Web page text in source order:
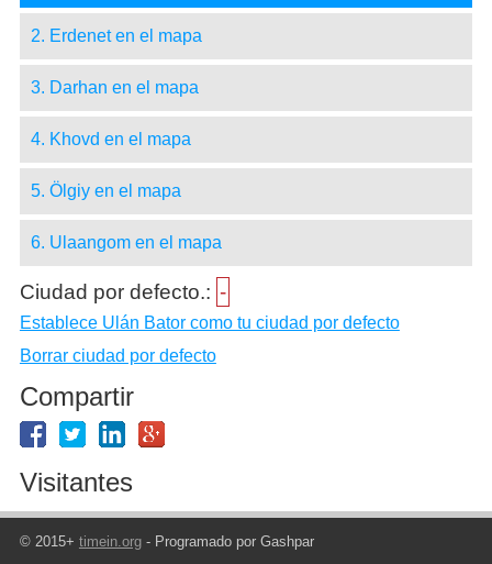
2. Erdenet en el mapa
3. Darhan en el mapa
4. Khovd en el mapa
5. Ölgiy en el mapa
6. Ulaangom en el mapa
Ciudad por defecto.: -
Establece Ulán Bator como tu ciudad por defecto
Borrar ciudad por defecto
Compartir
Visitantes
© 2015+ timein.org- Programado por Gashpar